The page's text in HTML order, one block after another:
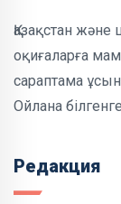
Қазақстан және
оқиғаларға
сараптама
Ойлана
Редакция